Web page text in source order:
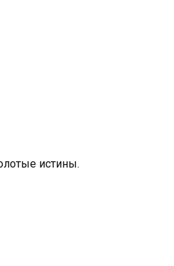
истины.